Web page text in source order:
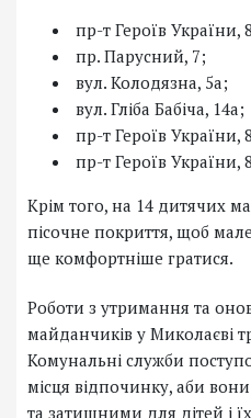
пр-т Героїв України,
пр. Парусний, 7;
вул. Колодязна, 5а;
вул. Гліба Бабіча, 14а;
пр-т Героїв України,
пр-т Героїв України,
Крім того, на 14 дитячих
пісочне покриття, щоб
ще комфортніше гратися.
Роботи з утримання та
майданчиків у Миколаєві
Комунальні служби
місця відпочинку, аби
та затишними для дітей і